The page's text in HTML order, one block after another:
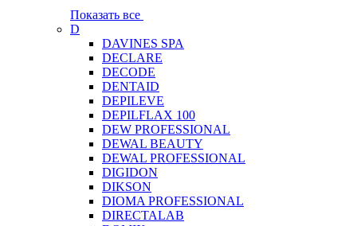
Показать все
D
DAVINES SPA
DECLARE
DECODE
DENTAID
DEPILEVE
DEPILFLAX 100
DEW PROFESSIONAL
DEWAL BEAUTY
DEWAL PROFESSIONAL
DIGIDON
DIKSON
DIOMA PROFESSIONAL
DIRECTALAB